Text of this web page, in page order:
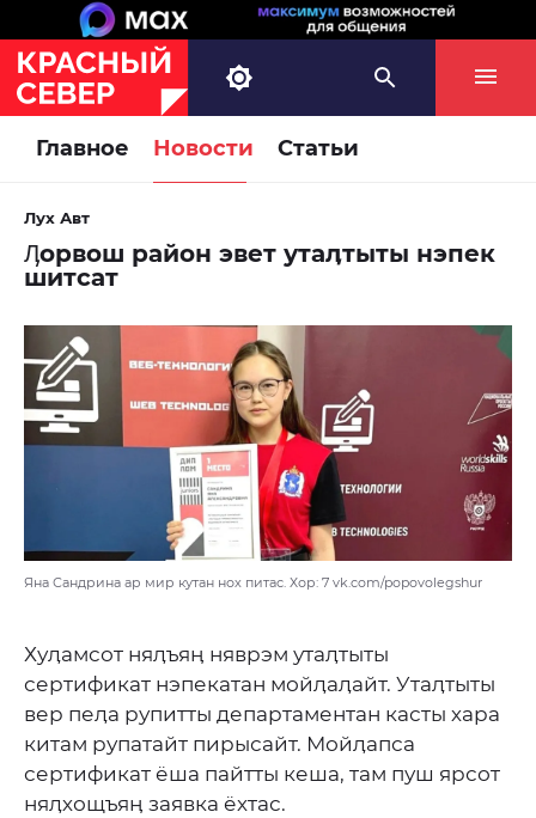
Главное Новости Статьи
Лух Авт
Ӆорвош район эвет утаӆтыты нэпек
шитсат
Яна Сандрина ар мир кутан нох питас. Хор: 7 vk.com/popovolegshur
Хуӆамсот няӆъяӊ няврэм утаӆтыты
сертификат нэпекатан мойӆаӆайт. Утаӆтыты
вер пеӆа рупитты департаментан касты хара
китам рупатайт пирысайт. Мойӆапса
сертификат ёша пайтты кеша, там пуш ярсот
няӆхощъяӊ заявка ёхтас.